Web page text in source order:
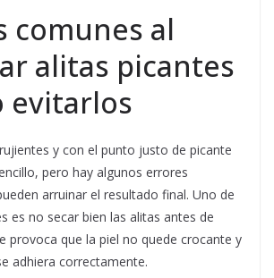
comunes al
alitas picantes
evitarlos
y con el punto justo de picante
pero hay algunos errores
arruinar el resultado final. Uno de
es no secar bien las alitas antes de
provoca que la piel no quede crocante y
adhiera correctamente.